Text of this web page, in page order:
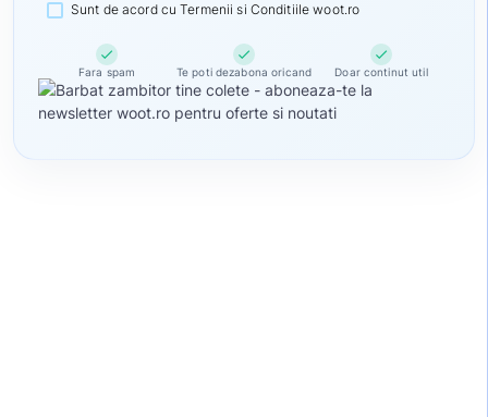
Sunt de acord cu Termenii si Conditiile woot.ro
check
Fara spam
check
Te poti dezabona oricand
check
Doar continut util